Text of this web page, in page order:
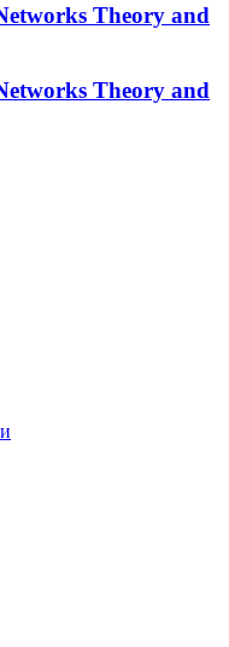
Theory and
Theory and